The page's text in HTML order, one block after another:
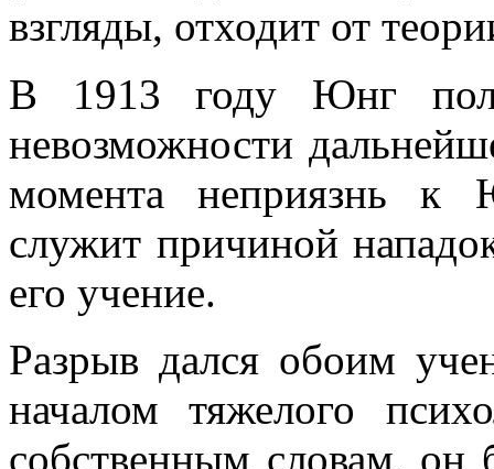
взгляды, отходит от
В 1913 году Юнг
невозможности
момента неприязнь к
служит причиной
его учение.
Разрыв дался обоим
началом тяжелого
собственным словам,